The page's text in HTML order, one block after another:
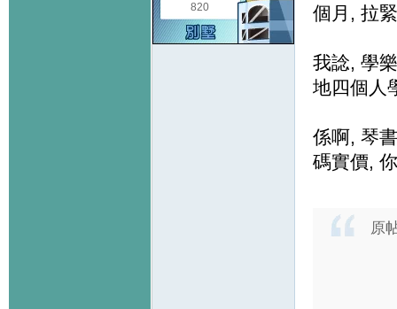
820
個月, 拉
我諗, 學
地四個人
係啊, 琴
碼實價,
原